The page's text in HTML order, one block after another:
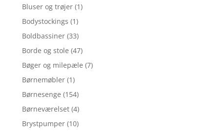
Bluser og trøjer (1)
Bodystockings (1)
Boldbassiner (33)
Borde og stole (47)
Bøger og milepæle (7)
Børnemøbler (1)
Børnesenge (154)
Børneværelset (4)
Brystpumper (10)